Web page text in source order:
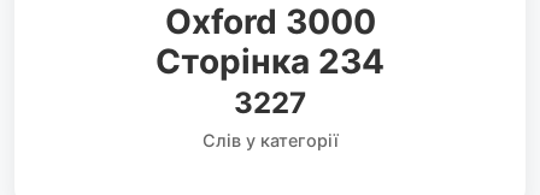
Oxford 3000
Сторінка 234
3227
Слів у категорії